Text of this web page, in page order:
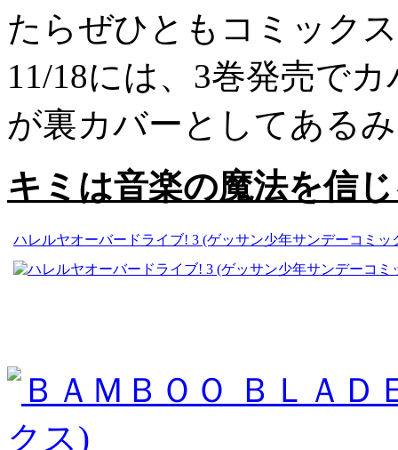
たらぜひともコミック
11/18には、3巻発売で
が裏カバーとしてある
キミは音楽の魔法を信
ハレルヤオーバードライブ! 3 (ゲッサン少年サンデーコミッ